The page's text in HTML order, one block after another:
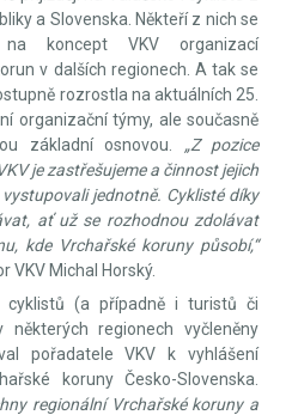
a Slovenska. Někteří z nich se
koncept VKV organizací
v dalších regionech. A tak se
rozrostla na aktuálních 25.
organizační týmy, ale současně
základní osnovou. „Z pozice
je zastřešujeme a činnost jejich
jednotně. Cyklisté díky
ať už se rozhodnou zdolávat
kde Vrchařské koruny působí,“
VKV Michal Horský.
cyklistů (a případně i turistů či
regionech vyčleněny
pořadatele VKV k vyhlášení
koruny Česko-Slovenska.
regionální Vrchařské koruny a